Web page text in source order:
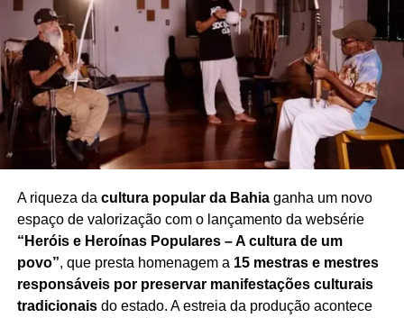
pelo reconhecimento à trajetória de Rafael. A repercussão
do episódio também gerou inúmeras manifestações de
pesar entre telespectadores e admiradores da
apresentadora.
A riqueza da cultura popular da Bahiaganha um novo
espaço de valorização com o lançamento da websérie
“Heróis e Heroínas Populares – A cultura de um
povo”, que presta homenagem a 15 mestras e mestres
responsáveis por preservar manifestações culturais
tradicionaisdo estado. A estreia da produção acontece